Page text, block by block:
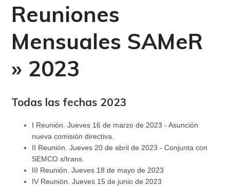
Reuniones
Mensuales SAMeR
» 2023
Todas las fechas 2023
I Reunión. Jueves 16 de marzo de 2023 - Asunción
nueva comisión directiva.
II Reunión. Jueves 20 de abril de 2023 - Conjunta con
SEMCO s/trans.
III Reunión. Jueves 18 de mayo de 2023
IV Reunión. Jueves 15 de junio de 2023